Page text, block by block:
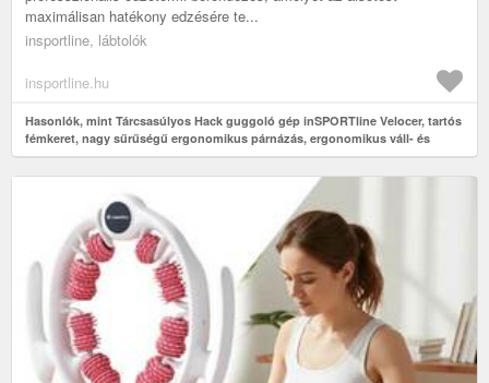
maximálisan hatékony edzésére te...
insportline, lábtolók
insportline.hu
Hasonlók, mint Tárcsasúlyos Hack guggoló gép inSPORTline Velocer, tartós
fémkeret, nagy sűrűségű ergonomikus párnázás, ergonomikus váll- és
háttámaszok